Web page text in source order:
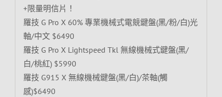
+限量明信片！
羅技 G Pro X 60% 專業機械式電競鍵盤(黑/粉/白)光
軸/中文 $6490
羅技 G Pro X Lightspeed Tkl 無線機械式鍵盤(黑/
白/桃紅) $5990
羅技 G915 X 無線機械鍵盤(黑/白)/茶軸(觸
感)$6490